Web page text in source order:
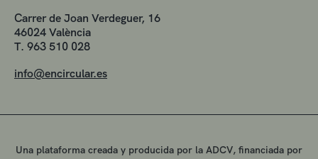
Carrer de Joan Verdeguer, 16
46024 València
T. 963 510 028
info@encircular.es
Una plataforma creada y producida por la ADCV, financiada por